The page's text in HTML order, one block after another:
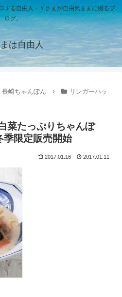
する自由人・Ｙさまが自由気ままに綴るブ
ログ。
は自由人
長崎ちゃんぽん
リンガーハッ
菜たっぷりちゃんぽ
季限定販売開始
2017.01.16 2017.01.11